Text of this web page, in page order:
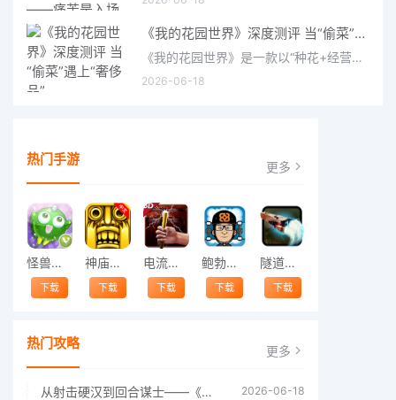
《我的花园世界》深度测评 当“偷菜”遇上“奢侈品”
《我的花园世界》是一款以“种花+经营+社交”为核心的模拟经营类手游。游戏将玩家置于一个古风花园环境中，扮
2026-06-18
热门手游 更多
怪兽跳跃
下载
神庙逃亡中文版
下载
电流急急棒
下载
鲍勃的梦境
下载
隧道逃脱
下载
热门攻略 更多
从射击硬汉到回合谋士——《战争机器：战略版》如何演绎另一位猛男的传奇 2026-06-18